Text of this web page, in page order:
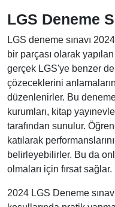
LGS Deneme
LGS deneme sınavı
bir parçası olarak
gerçek LGS'ye benzer
çözeceklerini
düzenlenirler. Bu
kurumları, kitap
tarafından sunulur.
katılarak
belirleyebilirler. Bu da
olmaları için fırsat sağlar.
2024 LGS Deneme